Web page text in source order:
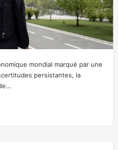
mondial marqué par une
persistantes, la